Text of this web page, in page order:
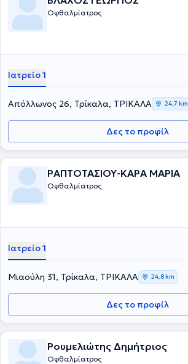
Οφθαλμίατρος
Ιατρείο 1
Απόλλωνος 26, Τρίκαλα, ΤΡΙΚΑΛΑ 24,7 km
Δες το προφίλ
ΡΑΠΤΟΤΑΣΙΟΥ-ΚΑΡΑ ΜΑΡΙΑ
Οφθαλμίατρος
Ιατρείο 1
Μιαούλη 31, Τρίκαλα, ΤΡΙΚΑΛΑ 24,8 km
Δες το προφίλ
Ρουμελιώτης Δημήτριος
Οφθαλμίατρος